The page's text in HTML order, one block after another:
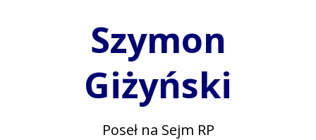
Szymon
Giżyński
Poseł na Sejm RP